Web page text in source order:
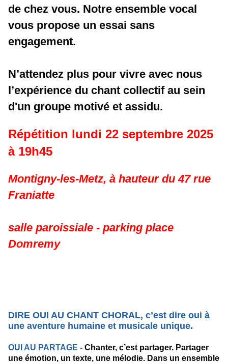
de chez vous. Notre ensemble vocal
vous propose un essai sans
engagement.
N’attendez plus pour vivre avec nous
l’expérience du chant collectif au sein
d'un groupe motivé et assidu.
Répétition lundi 22 septembre 2025
à 19h45
Montigny-les-Metz, à hauteur du 47 rue
Franiatte
salle paroissiale - parking place
Domremy
DIRE OUI AU CHANT CHORAL, c’est dire oui à
une aventure humaine et musicale unique.
OUI AU PARTAGE - Chanter, c’est partager. Partager
une émotion, un texte, une mélodie. Dans un ensemble